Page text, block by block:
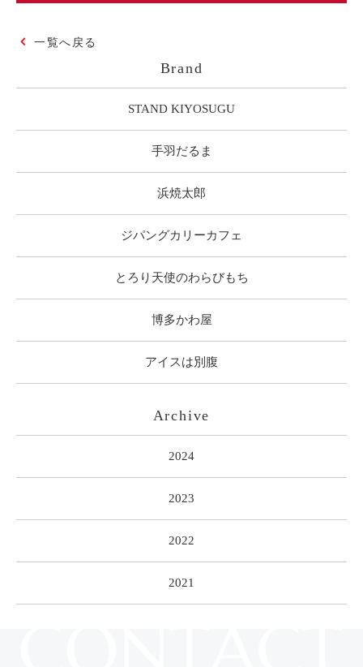
一覧へ戻る
Brand
STAND KIYOSUGU
手羽だるま
浜焼太郎
ジパングカリーカフェ
とろり天使のわらびもち
博多かわ屋
アイスは別腹
Archive
2024
2023
2022
2021